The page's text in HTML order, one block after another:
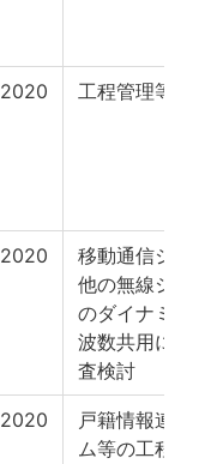
2020 工程管理等支援
2020
移動通信システ
他の無線システ
のダイナミック
波数共用に関す
査検討
2020
戸籍情報連携
ム等の工程管